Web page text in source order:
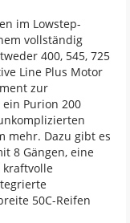
im Lowstep-
vollständig
400, 545, 725
Line Plus Motor
zur
Purion 200
mehr. Dazu gibt es
8 Gängen, eine
kraftvolle
50C-Reifen